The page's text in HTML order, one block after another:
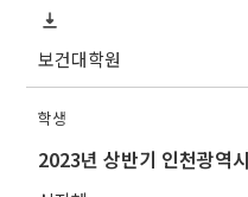
보건대학원
학생